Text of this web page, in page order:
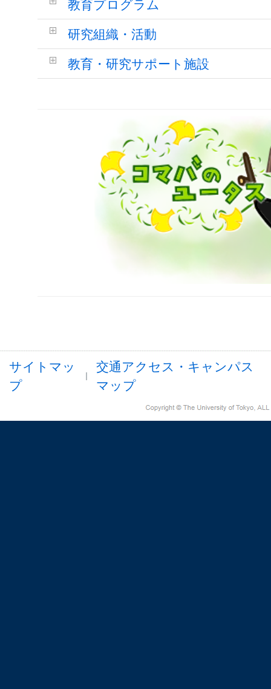
教育プログラム
研究組織・活動
教育・研究サポート施設
サイトマッ
プ
交通アクセス・キャンパス
マップ